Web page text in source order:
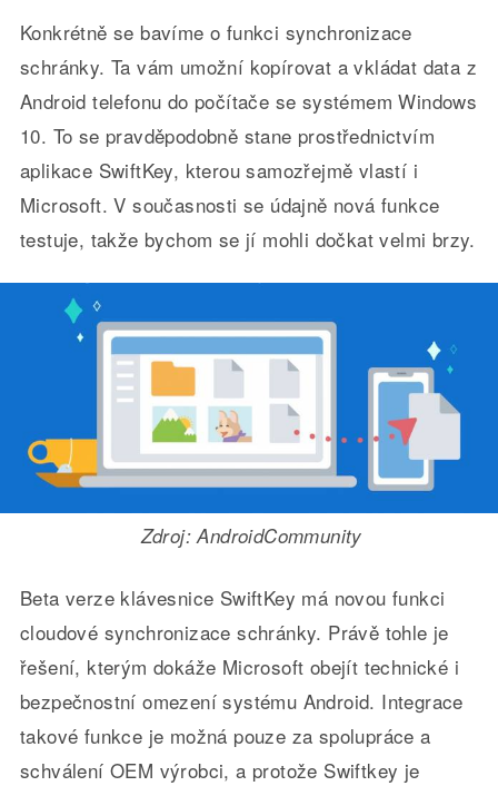
Konkrétně se bavíme o funkci synchronizace
schránky. Ta vám umožní kopírovat a vkládat data z
Android telefonu do počítače se systémem Windows
10. To se pravděpodobně stane prostřednictvím
aplikace SwiftKey, kterou samozřejmě vlastí i
Microsoft. V současnosti se údajně nová funkce
testuje, takže bychom se jí mohli dočkat velmi brzy.
Zdroj: AndroidCommunity
Beta verze klávesnice SwiftKey má novou funkci
cloudové synchronizace schránky. Právě tohle je
řešení, kterým dokáže Microsoft obejít technické i
bezpečnostní omezení systému Android. Integrace
takové funkce je možná pouze za spolupráce a
schválení OEM výrobci, a protože Swiftkey je